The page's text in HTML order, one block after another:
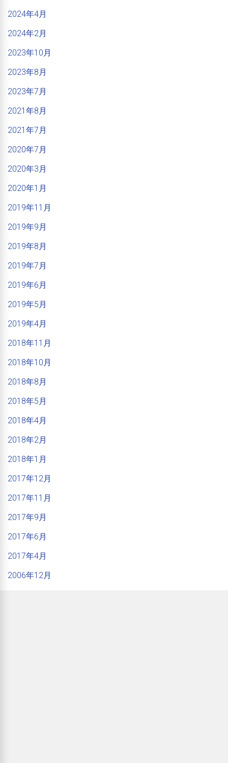
2024年4月
2024年2月
2023年10月
2023年8月
2023年7月
2021年8月
2021年7月
2020年7月
2020年3月
2020年1月
2019年11月
2019年9月
2019年8月
2019年7月
2019年6月
2019年5月
2019年4月
2018年11月
2018年10月
2018年8月
2018年5月
2018年4月
2018年2月
2018年1月
2017年12月
2017年11月
2017年9月
2017年6月
2017年4月
2006年12月